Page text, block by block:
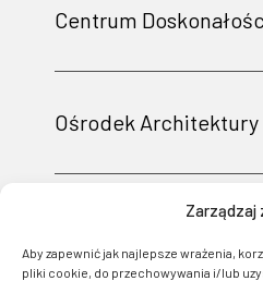
Zarządzaj
Aby zapewnić jak najlepsze wrażenia,
pliki cookie, do przechowywania i/lub
Centrum
Ośrodek Architektury